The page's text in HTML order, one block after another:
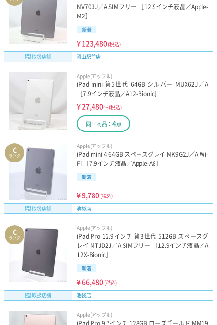
NV703J／A SIMフリー ［12.9インチ液晶／Apple-
M2］
新着
¥123,480 (税込)
取扱店舗
岡山駅前店
Apple(アップル)
iPad mini 第5世代 64GB シルバー MUX62J／A
［7.9インチ液晶／A12-Bionic］
¥27,480～ (税込)
同一商品： 4点
C
ランク
Apple(アップル)
iPad mini 4 64GB スペースグレイ MK9G2J／A Wi-
Fi ［7.9インチ液晶／Apple-A8］
新着
¥9,780 (税込)
取扱店舗
池袋店
C
ランク
Apple(アップル)
iPad Pro 12.9インチ 第3世代 512GB スペースグ
レイ MTJD2J／A SIMフリー ［12.9インチ液晶／A
12X-Bionic］
新着
¥66,480 (税込)
取扱店舗
池袋店
Apple(アップル)